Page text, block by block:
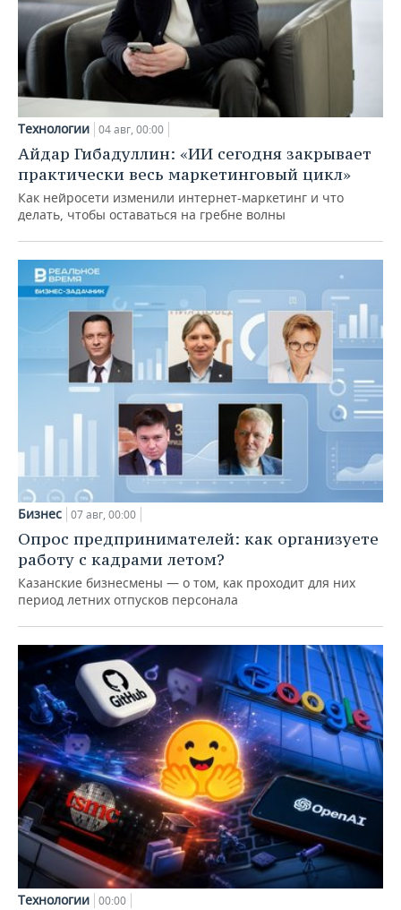
Технологии 04 авг, 00:00
Айдар Гибадуллин: «ИИ сегодня закрывает
практически весь маркетинговый цикл»
Как нейросети изменили интернет-маркетинг и что
делать, чтобы оставаться на гребне волны
Бизнес 07 авг, 00:00
Опрос предпринимателей: как организуете
работу с кадрами летом?
Казанские бизнесмены — о том, как проходит для них
период летних отпусков персонала
Технологии 00:00